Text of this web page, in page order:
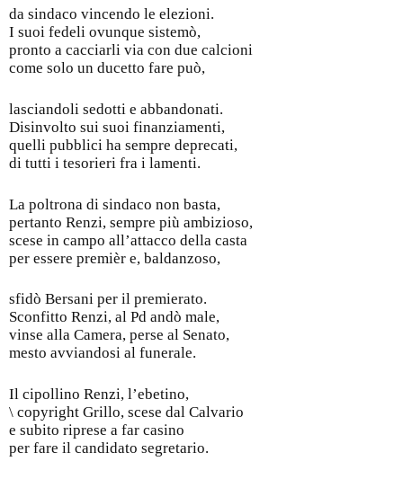
da sindaco vincendo le elezioni.
I suoi fedeli ovunque sistemò,
pronto a cacciarli via con due calcioni
come solo un ducetto fare può,
lasciandoli sedotti e abbandonati.
Disinvolto sui suoi finanziamenti,
quelli pubblici ha sempre deprecati,
di tutti i tesorieri fra i lamenti.
La poltrona di sindaco non basta,
pertanto Renzi, sempre più ambizioso,
scese in campo all’attacco della casta
per essere premièr e, baldanzoso,
sfidò Bersani per il premierato.
Sconfitto Renzi, al Pd andò male,
vinse alla Camera, perse al Senato,
mesto avviandosi al funerale.
Il cipollino Renzi, l’ebetino,
\ copyright Grillo, scese dal Calvario
e subito riprese a far casino
per fare il candidato segretario.